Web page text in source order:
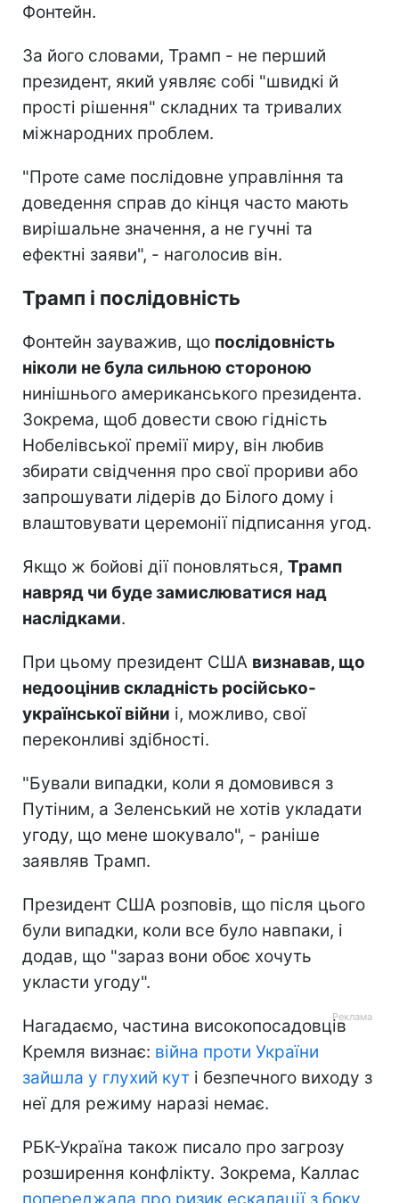
Фонтейн.
За його словами, Трамп - не перший
президент, який уявляє собі "швидкі й
прості рішення" складних та тривалих
міжнародних проблем.
"Проте саме послідовне управління та
доведення справ до кінця часто мають
вирішальне значення, а не гучні та
ефектні заяви", - наголосив він.
Трамп і послідовність
Фонтейн зауважив, що послідовність
ніколи не була сильною стороною
нинішнього американського президента.
Зокрема, щоб довести свою гідність
Нобелівської премії миру, він любив
збирати свідчення про свої прориви або
запрошувати лідерів до Білого дому і
влаштовувати церемонії підписання угод.
Якщо ж бойові дії поновляться, Трамп
навряд чи буде замислюватися над
наслідками.
При цьому президент США визнавав, що
недооцінив складність російсько-
української війни і, можливо, свої
переконливі здібності.
"Бували випадки, коли я домовився з
Путіним, а Зеленський не хотів укладати
угоду, що мене шокувало", - раніше
заявляв Трамп.
Президент США розповів, що після цього
були випадки, коли все було навпаки, і
додав, що "зараз вони обоє хочуть
укласти угоду".
Нагадаємо, частина високопосадовців
Кремля визнає: війна проти України
зайшла у глухий кут і безпечного виходу з
неї для режиму наразі немає.
РБК-Україна також писало про загрозу
розширення конфлікту. Зокрема, Каллас
попереджала про ризик ескалації з боку